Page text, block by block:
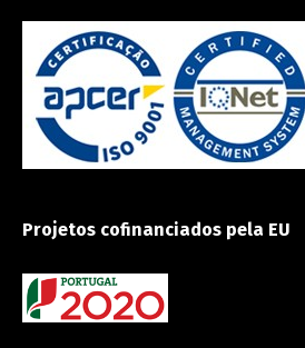
Projetos cofinanciados pela EU